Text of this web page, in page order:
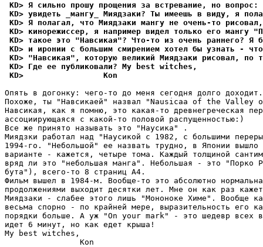
KD> Я сильно прошу прощения за встревание, но
KD> увидеть _мангу_ Миядзаки? Ты имеешь в виду, я
KD> Я полагал, что Миядзаки мангу не очень-то
KD> кинорежиссер, я например видел только его мангу
KD> такое это "Hавсикая"? Что-то из очень раннего? Я
KD> и иронии с большим смирением хотел бы узнать -
KD> "Hавсикая", которую великий Миядзаки рисовал, по
KD> Где ее публиковали? My best witches,
KD>                 Kon
Опять в догонку: чего-то до меня сегодня долго
Похоже, ты "Навсикаей" назвал "Nausicaa of the Valley
Hавсикая, как я помню, это какая-то древнегреческая
ассоциирующаяся с какой-то половой распущенностью:)
Все же принято называть это "Наусика" .
Миядзки работал над "Наусикой с 1982, с большими
1994-го. "Небольшой" ее назвать трудно, в Японии вышло
варианте - кажется, четыре тома. Каждый толщиной
вряд ли это "небольшая манга". Hебольшая - это "Порко
бута"), всего-то 8 страниц A4.
Фильм вышел в 1984-м. Вообще-то это абсолютно
продолжениями выходит десятки лет. Мне он как раз
Миядзаки - слабее этого лишь "Мононоке Химе". Вообще
весьма спорно - по крайней мере, выразительность его
порядки больше. А уж "On your mark" - это шедевр всех
идет 6 минут, но как едет крыша!
My best witches,
                Kon